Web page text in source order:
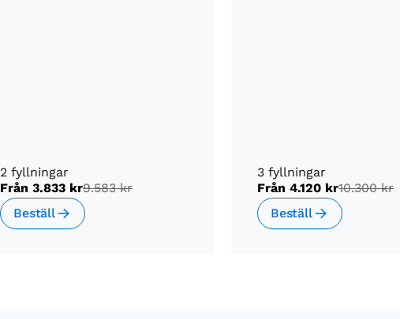
2 fyllningar
Från 3.833 kr9.583 kr
Beställ
3 fyllningar
Från 4.120 kr10.300 kr
Beställ